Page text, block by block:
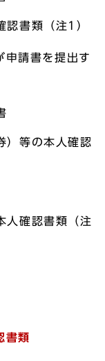
認書類（注1）
申請書を提出す
）等の本人確認
人確認書類（注
書類